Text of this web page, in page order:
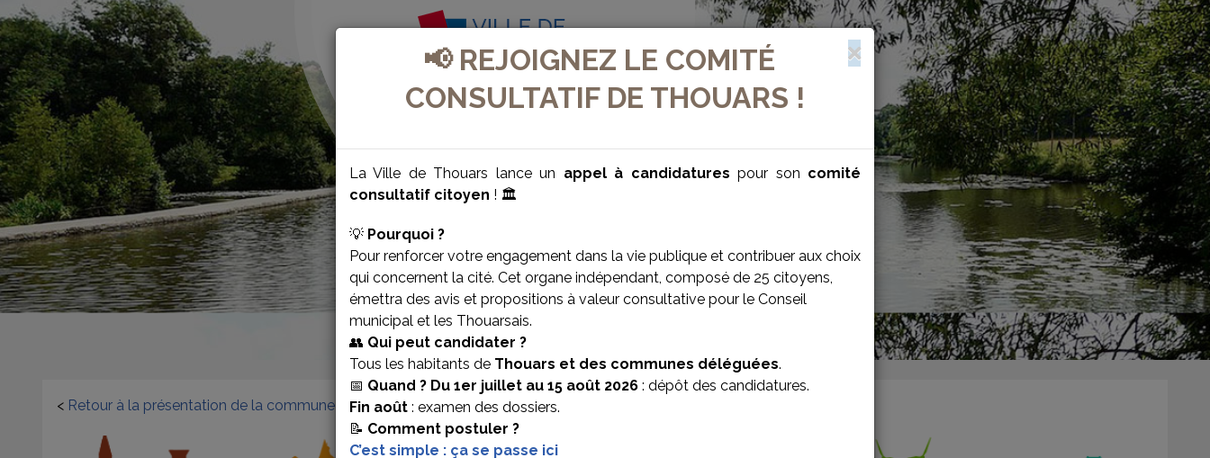
📢 REJOIGNEZ LE COMITÉ
CONSULTATIF DE THOUARS !
La Ville de Thouars lance un appel à candidatures pour son comité
consultatif citoyen ! 🏛️
💡 Pourquoi ?
Pour renforcer votre engagement dans la vie publique et contribuer aux choix
qui concernent la cité. Cet organe indépendant, composé de 25 citoyens,
émettra des avis et propositions à valeur consultative pour le Conseil
municipal et les Thouarsais.
👥 Qui peut candidater ?
Tous les habitants de Thouars et des communes déléguées.
📅 Quand ? Du 1er juillet au 15 août 2026 : dépôt des candidatures.
Fin août : examen des dossiers.
📝 Comment postuler ?
C’est simple : ça se passe ici
< Retour à la présentation de la commune